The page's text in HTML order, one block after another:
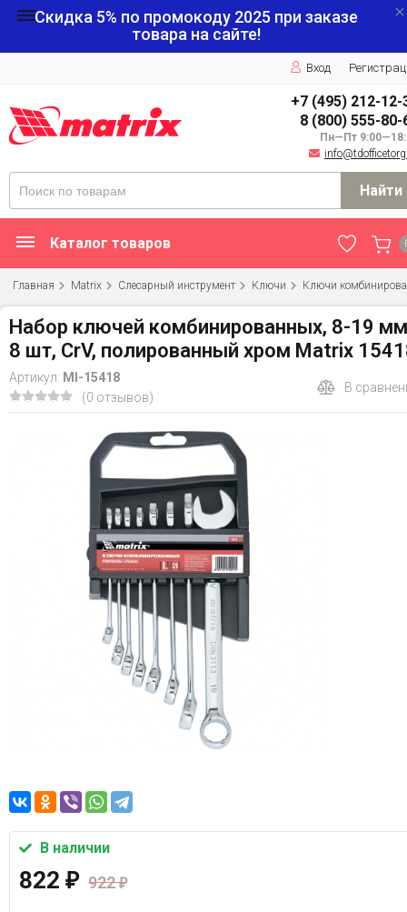
Скидка 5% по промокоду 2025 при заказе
товара на сайте!
Вход
+7 (495) 212-12-
8 (800) 555-80-
Пн—Пт
Найти
Каталог товаров
Главная Matrix Слесарный инструмент Ключи Ключи
Набор ключей комбинированных, 8-19
8 шт, CrV, полированный хром Matrix
Артикул: MI-15418
(0 отзывов)
В
В наличии
822 ₽ 922₽